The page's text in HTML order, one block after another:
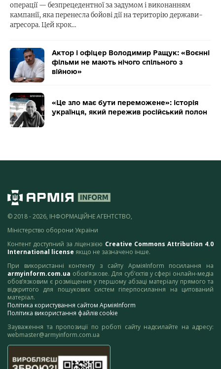
операції — безпрецедентної за задумом і виконанням
кампанії, яка перенесла бойові дії на територію держави-
агресора. Цей крок…
Актор і офіцер Володимир Ращук: «Воєнні
фільми не мають нічого спільного з
війною»
«Це зло має бути переможене»: історія
українця, який пережив російський полон
© 2018 - 2026, ІНФОРМАЦІЙНЕ АГЕНТСТВО,
Міністерство оборони України
Контент доступний за ліцензією Creative Commons Attribution 4.0
International license якщо не зазначено інше.
При використанні контенту з сайту АрміяInform посилання на
armyinform.com.ua обов’язкове. Для суб’єктів у сфері онлайн-медіа
обов’язковим є розміщення у першому абзаці матеріалу прямого та
відкритого для пошукових систем гіперпосилання на цитований
матеріал.
Політика користування сайтом АрміяInform
Політика використання файлів cookie
Зауваження та пропозиції по роботі сайту надсилайте на адресу:
webmaster@armyinform.com.ua